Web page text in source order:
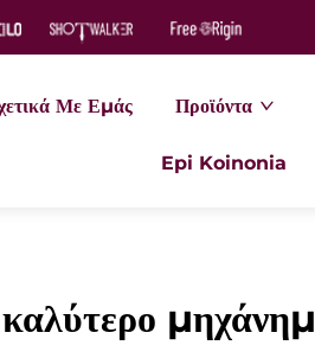
Με Εμάς Προϊόντα
Epi Koinonia